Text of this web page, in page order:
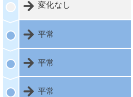
変化なし
平常
平常
平常